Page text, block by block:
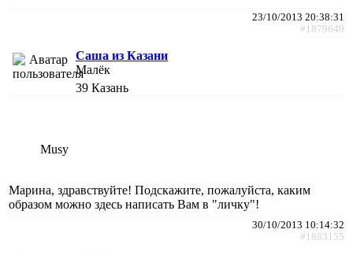
23/10/2013 20:38:31
#1879649
Саша из Казани
Малёк
39 Казань
Musy
Марина, здравствуйте! Подскажите, пожалуйста, каким
образом можно здесь написать Вам в "личку"!
30/10/2013 10:14:32
#1883155